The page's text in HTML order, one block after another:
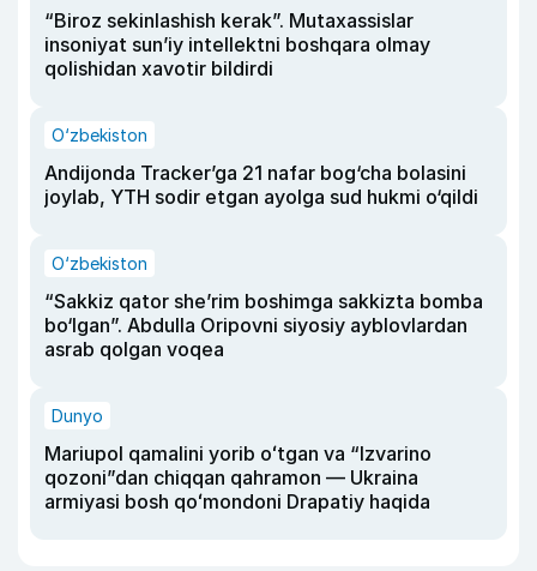
“Biroz sekinlashish kerak”. Mutaxassislar
insoniyat sun’iy intellektni boshqara olmay
qolishidan xavotir bildirdi
O‘zbekiston
Andijonda Tracker’ga 21 nafar bog‘cha bolasini
joylab, YTH sodir etgan ayolga sud hukmi o‘qildi
O‘zbekiston
“Sakkiz qator she’rim boshimga sakkizta bomba
bo‘lgan”. Abdulla Oripovni siyosiy ayblovlardan
asrab qolgan voqea
Dunyo
Mariupol qamalini yorib oʻtgan va “Izvarino
qozoni”dan chiqqan qahramon — Ukraina
armiyasi bosh qoʻmondoni Drapatiy haqida